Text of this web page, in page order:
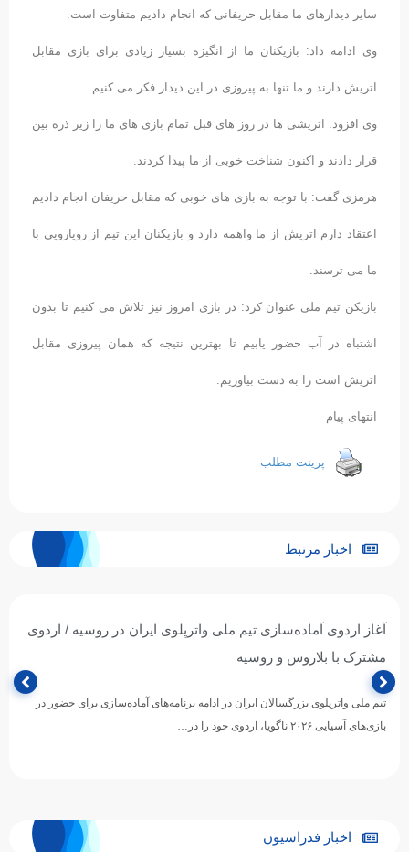
سایر دیدارهای ما مقابل حریفانی که انجام دادیم متفاوت است.
وی ادامه داد: بازیکنان ما از انگیزه بسیار زیادی برای بازی مقابل
اتریش دارند و ما تنها به پیروزی در این دیدار فکر می کنیم.
وی افزود: اتریشی ها در روز های قبل تمام بازی های ما را زیر ذره بین
قرار دادند و اکنون شناخت خوبی از ما پیدا کردند.
هرمزی گفت: با توجه به بازی های خوبی که مقابل حریفان انجام دادیم
اعتقاد دارم اتریش از ما واهمه دارد و بازیکنان این تیم از رویارویی با
ما می ترسند.
بازیکن تیم ملی عنوان کرد: در بازی امروز نیز تلاش می کنیم تا بدون
اشتباه در آب حضور یابیم تا بهترین نتیجه که همان پیروزی مقابل
اتریش است را به دست بیاوریم.
انتهای پیام
پرینت مطلب
اخبار مرتبط
آغاز اردوی آماده‌سازی تیم ملی واترپلوی ایران در روسیه / اردوی
مشترک با بلاروس و روسیه
تیم ملی واترپلوی بزرگسالان ایران در ادامه برنامه‌های آماده‌سازی برای حضور در
بازی‌های آسیایی ۲۰۲۶ ناگویا، اردوی خود را در…
اخبار فدراسیون